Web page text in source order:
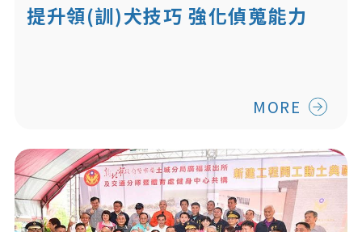
提升領(訓)犬技巧 強化偵蒐能力
MORE